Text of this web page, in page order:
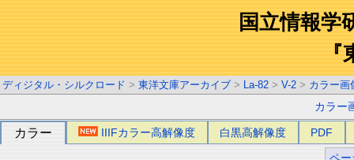
国立情報学
『
ディジタル・シルクロード > 東洋文庫アーカイブ > La-82 > V-2 > カラー画
カラー
カラー IIIFカラー高解像度 白黒高解像度 PDF